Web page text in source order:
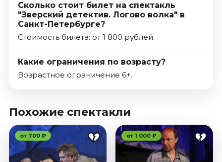
Сколько стоит билет на спектакль
"Зверский детектив. Логово волка" в
Санкт-Петербурге?
Стоимость билета: от 1 800 рублей.
Какие ограничения по возрасту?
Возрастное ограничение 6+.
Похожие спектакли
от 700 ₽ от 1 000 ₽